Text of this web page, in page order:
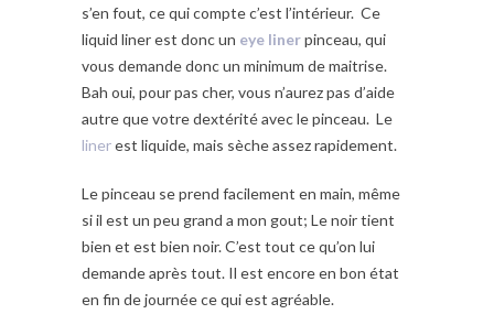
s’en fout, ce qui compte c’est l’intérieur. Ce
liquid liner est donc un eye linerpinceau, qui
vous demande donc un minimum de maitrise.
Bah oui, pour pas cher, vous n’aurez pas d’aide
autre que votre dextérité avec le pinceau. Le
linerest liquide, mais sèche assez rapidement.
Le pinceau se prend facilement en main, même
si il est un peu grand a mon gout; Le noir tient
bien et est bien noir. C’est tout ce qu’on lui
demande après tout. Il est encore en bon état
en fin de journée ce qui est agréable.